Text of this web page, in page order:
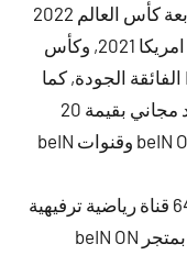
وترفهية, ويمكنك أيضاً من خلالها متابعة كأس العالم 2022
قطر, وكأس أمم اوروبا 2021 , وكوبا امريكا 2021, وكأس
الأمم الأفريقية 2021, وقناة Bein 4K الفائقة الجودة, كما
وستجدون في باقة القمة Bein رصيد مجاني بقيمة 20
دولار أمريكي في متجر beIN ON DEMAND وقنوات beIN
باقة انطلاقة Kick Off : بهذه الباقة 64 قناة رياضية ترفيهية
بالاضافة الى رصيد 12 دولار امريكي بمتجر beIN ON